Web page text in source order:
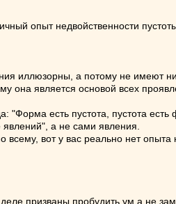
опыт недвойственности
иллюзорны, а потому не имеют
она является основой всех
"Форма есть пустота, пустота есть
а не сами явления.
всему, вот у вас реально нет
призваны пробудить ум а не